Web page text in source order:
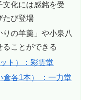
化には感銘を受
たび登場
の羊羹」や小泉八
ことができる
ト）：彩雲堂
倉各1本） ：一力堂